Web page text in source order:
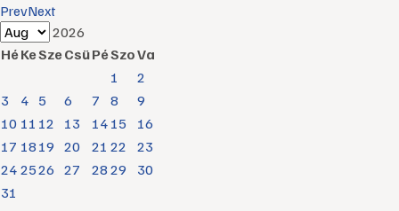
PrevNext
2026
HéKeSzeCsüPéSzoVa
1
2
3
4 5 6 7 8
9
10 11 12 13 14 15
16
17 18 19 20 21 22
23
24 2526 27 28 29
30
31